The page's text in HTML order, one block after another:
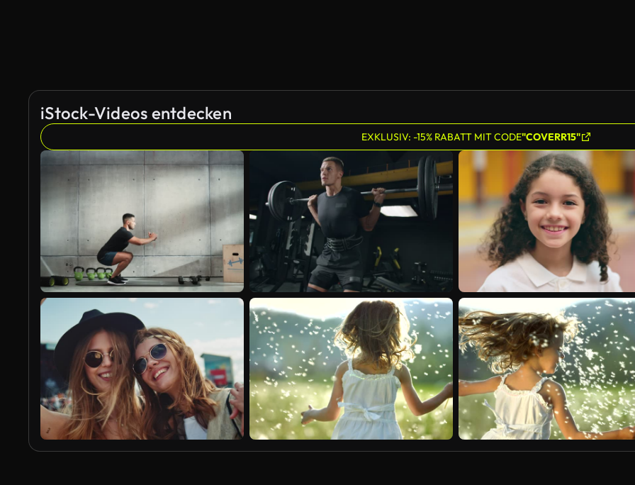
iStock-Videos entdecken
EXKLUSIV: -15% RABATT MIT CODE"COVERR15"